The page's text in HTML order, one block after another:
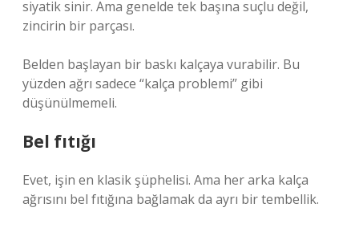
siyatik sinir. Ama genelde tek başına suçlu değil,
zincirin bir parçası.
Belden başlayan bir baskı kalçaya vurabilir. Bu
yüzden ağrı sadece “kalça problemi” gibi
düşünülmemeli.
Bel fıtığı
Evet, işin en klasik şüphelisi. Ama her arka kalça
ağrısını bel fıtığına bağlamak da ayrı bir tembellik.